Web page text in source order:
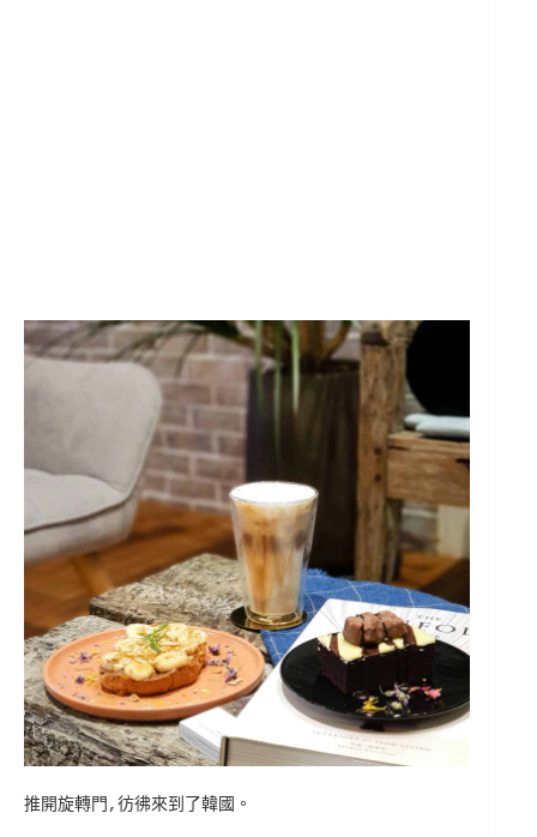
推開旋轉門,彷彿來到了韓國。